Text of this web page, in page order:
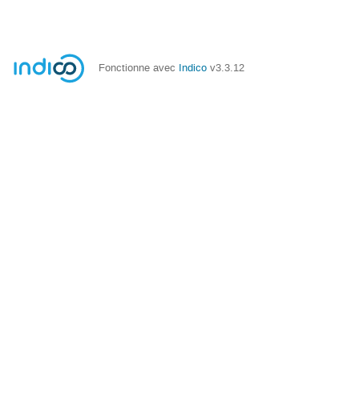
Fonctionne avec Indico v3.3.12